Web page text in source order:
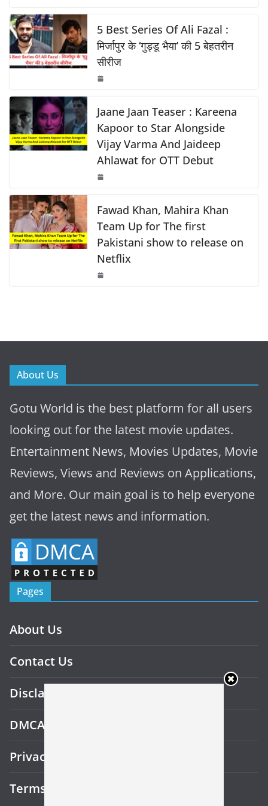
o
k
p k
c
e
b
o
o
k
at
s
A
p
p
y
Li
n
k
e
5 Best Series Of Ali Fazal :
मिर्जापुर के ‘गुड्डू भैया’ की 5 बेहतरीन
सीरीज
Jaane Jaan Teaser : Kareena
Kapoor to Star Alongside
Vijay Varma And Jaideep
Ahlawat for OTT Debut
Fawad Khan, Mahira Khan
Team Up for The first
Pakistani show to release on
Netflix
About Us
Gotu World is the best platform for all users
looking out for the latest movie updates.
Entertainment News, Movies Updates, Movie
Reviews, Views and Reviews on Applications,
and More. Our main goal is to help everyone
get the latest news and information.
Pages
About Us
Contact Us
Disclaimer
DMCA
Privacy Policy
Terms and Conditions